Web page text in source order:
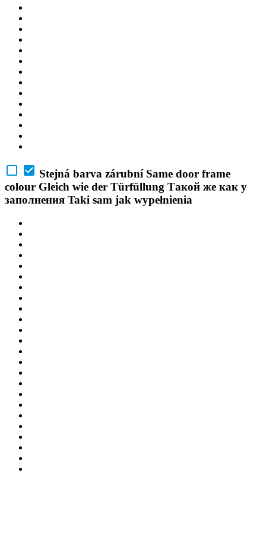
Stejná barva zárubní Same door frame
colour Gleich wie der Türfüllung Такой же как у
заполнения Taki sam jak wypełnienia